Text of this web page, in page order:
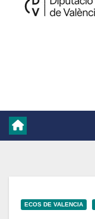
ECOS DE VALENCIA